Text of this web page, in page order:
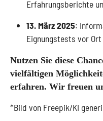
Erfahrungsberichte
13. März 2025:
Eignungstests vor Ort
Nutzen Sie diese
vielfältigen
erfahren. Wir freuen
*Bild von Freepik/KI